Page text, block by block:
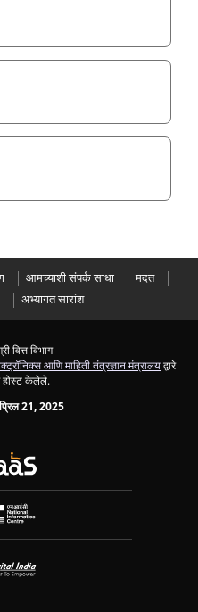
आमच्याशी संपर्क साधा
मदत
अभ्यागत सारांश
वित्त विभाग
आणि माहिती तंत्रज्ञान मंत्रालयद्वारे
होस्ट केलेले.
21, 2025